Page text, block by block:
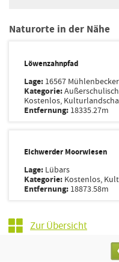
Naturorte in der Nähe
Löwenzahnpfad
Lage: 16567
Kategorie:
Kostenlos,
Entfernung: 18335.27m
Eichwerder Moorwiesen
Lage: Lübars
Kategorie: Kostenlos,
Entfernung: 18873.58m
Zur Übersicht